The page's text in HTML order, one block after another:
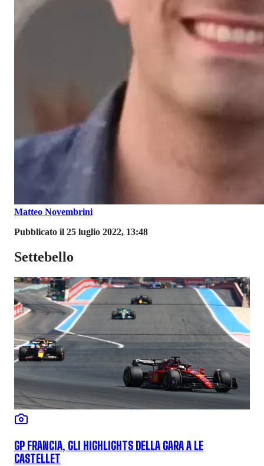
Matteo Novembrini
Pubblicato il 25 luglio 2022, 13:48
Settebello
GP FRANCIA, GLI HIGHLIGHTS DELLA GARA A LE
CASTELLET